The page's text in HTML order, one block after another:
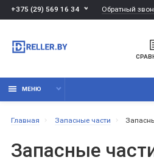
+375 (29) 569 16 34 Обратный
МЕНЮ
Главная Запасные части
Запасные